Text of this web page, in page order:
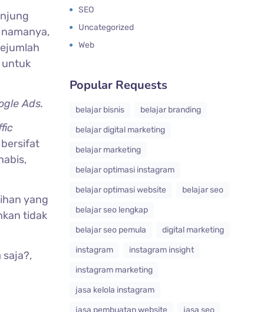
untuk
Ads.
bersifat
yang
tidak
saja?,
SEO
Uncategorized
Web
Popular Requests
belajar bisnis
belajar branding
belajar digital marketing
belajar marketing
belajar optimasi instagram
belajar optimasi website
belajar seo
belajar seo lengkap
belajar seo pemula
digital marketing
instagram
instagram insight
instagram marketing
jasa kelola instagram
jasa pembuatan website
jasa seo